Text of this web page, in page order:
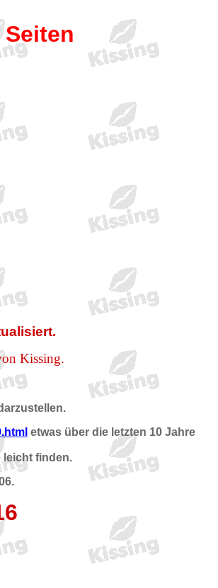
Kissing.
etwas über die letzten 10 Jahre
leicht finden.